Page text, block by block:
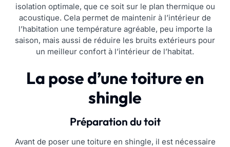
isolation optimale, que ce soit sur le plan thermique ou
acoustique. Cela permet de maintenir à l’intérieur de
l’habitation une température agréable, peu importe la
saison, mais aussi de réduire les bruits extérieurs pour
un meilleur confort à l’intérieur de l’habitat.
La pose d’une toiture en
shingle
Préparation du toit
Avant de poser une toiture en shingle, il est nécessaire